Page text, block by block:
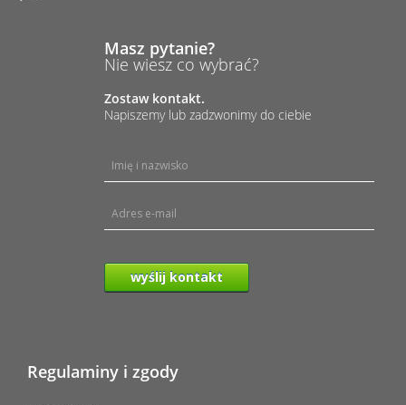
Masz pytanie?
Nie wiesz co wybrać?
Zostaw kontakt.
Napiszemy lub zadzwonimy do ciebie
wyślij kontakt
Regulaminy i zgody